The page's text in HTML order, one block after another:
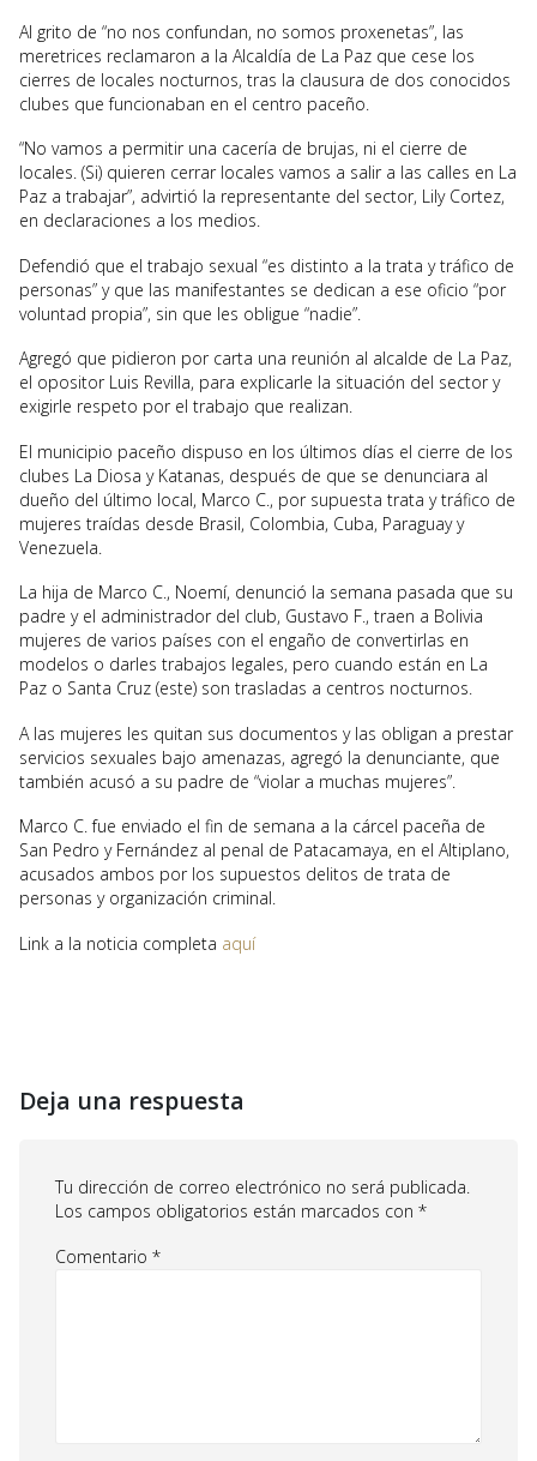
Al grito de “no nos confundan, no somos proxenetas”, las
meretrices reclamaron a la Alcaldía de La Paz que cese los
cierres de locales nocturnos, tras la clausura de dos conocidos
clubes que funcionaban en el centro paceño.
“No vamos a permitir una cacería de brujas, ni el cierre de
locales. (Si) quieren cerrar locales vamos a salir a las calles en La
Paz a trabajar”, advirtió la representante del sector, Lily Cortez,
en declaraciones a los medios.
Defendió que el trabajo sexual “es distinto a la trata y tráfico de
personas” y que las manifestantes se dedican a ese oficio “por
voluntad propia”, sin que les obligue “nadie”.
Agregó que pidieron por carta una reunión al alcalde de La Paz,
el opositor Luis Revilla, para explicarle la situación del sector y
exigirle respeto por el trabajo que realizan.
El municipio paceño dispuso en los últimos días el cierre de los
clubes La Diosa y Katanas, después de que se denunciara al
dueño del último local, Marco C., por supuesta trata y tráfico de
mujeres traídas desde Brasil, Colombia, Cuba, Paraguay y
Venezuela.
La hija de Marco C., Noemí, denunció la semana pasada que su
padre y el administrador del club, Gustavo F., traen a Bolivia
mujeres de varios países con el engaño de convertirlas en
modelos o darles trabajos legales, pero cuando están en La
Paz o Santa Cruz (este) son trasladas a centros nocturnos.
A las mujeres les quitan sus documentos y las obligan a prestar
servicios sexuales bajo amenazas, agregó la denunciante, que
también acusó a su padre de “violar a muchas mujeres”.
Marco C. fue enviado el fin de semana a la cárcel paceña de
San Pedro y Fernández al penal de Patacamaya, en el Altiplano,
acusados ambos por los supuestos delitos de trata de
personas y organización criminal.
Link a la noticia completa aquí
Deja una respuesta
Tu dirección de correo electrónico no será publicada.
Los campos obligatorios están marcados con *
Comentario *